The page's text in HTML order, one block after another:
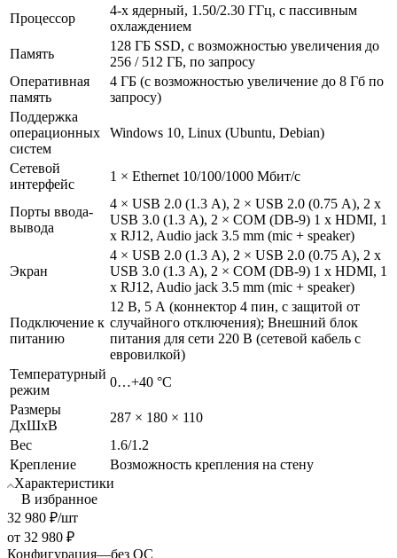
Процессор
4-х ядерный, 1.50/2.30 ГГц, с пассивным
охлаждением
Память
128 ГБ SSD, с возможностью увеличения до
256 / 512 ГБ, по запросу
Оперативная
память
4 ГБ (с возможностью увеличение до 8 Гб по
запросу)
Поддержка
операционных
систем
Windows 10, Linux (Ubuntu, Debian)
Сетевой
интерфейс
1 × Ethernet 10/100/1000 Мбит/с
Порты ввода-
вывода
4 × USB 2.0 (1.3 А), 2 × USB 2.0 (0.75 А), 2 x
USB 3.0 (1.3 А), 2 × COM (DB-9) 1 x HDMI, 1
x RJ12, Audio jack 3.5 mm (mic + speaker)
Экран
4 × USB 2.0 (1.3 А), 2 × USB 2.0 (0.75 А), 2 x
USB 3.0 (1.3 А), 2 × COM (DB-9) 1 x HDMI, 1
x RJ12, Audio jack 3.5 mm (mic + speaker)
Подключение к
питанию
12 В, 5 А (коннектор 4 пин, с защитой от
случайного отключения); Внешний блок
питания для сети 220 В (сетевой кабель с
евровилкой)
Температурный
режим
0…+40 °C
Размеры
ДхШхВ
287 × 180 × 110
Вес
1.6/1.2
Крепление
Возможность крепления на стену
Характеристики
В избранное
32 980 ₽/шт
от 32 980 ₽
Конфигурация—без ОС